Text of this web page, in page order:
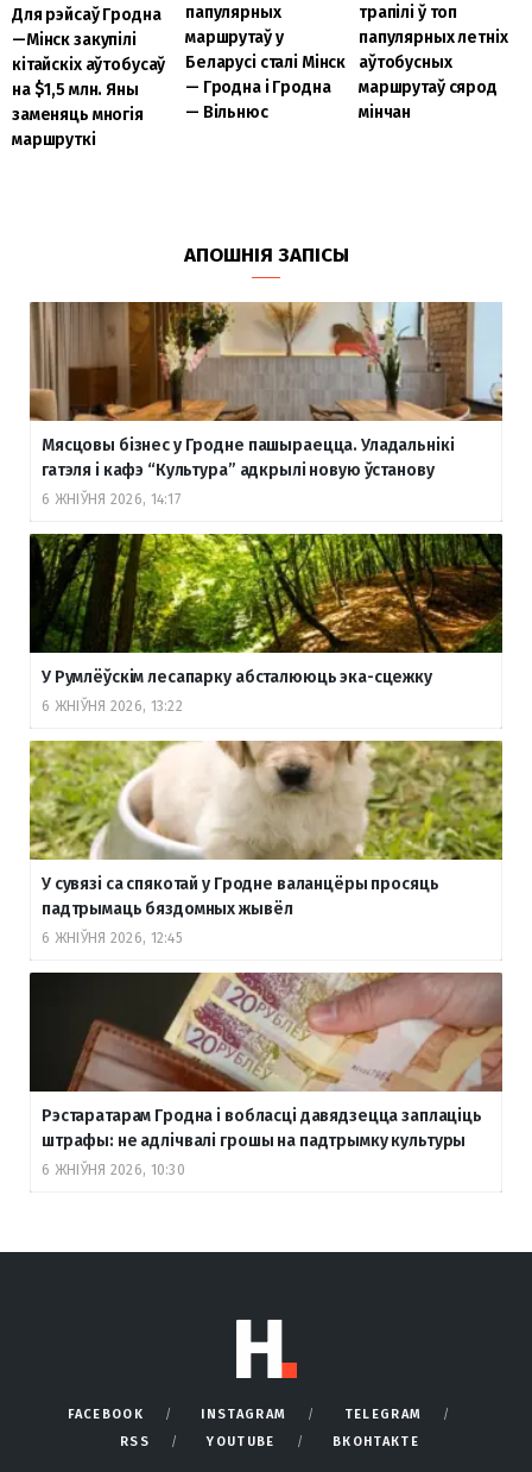
Для рэйсаў Гродна
—Мінск закупілі
кітайскіх аўтобусаў
на $1,5 млн. Яны
заменяць многія
маршруткі
папулярных
маршрутаў у
Беларусі сталі Мінск
— Гродна і Гродна
— Вільнюс
трапілі ў топ
папулярных летніх
аўтобусных
маршрутаў сярод
мінчан
АПОШНІЯ ЗАПІСЫ
Мясцовы бізнес у Гродне пашыраецца. Уладальнікі
гатэля і кафэ “Культура” адкрылі новую ўстанову
6 ЖНІЎНЯ 2026, 14:17
У Румлёўскім лесапарку абсталююць эка-сцежку
6 ЖНІЎНЯ 2026, 13:22
У сувязі са спякотай у Гродне валанцёры просяць
падтрымаць бяздомных жывёл
6 ЖНІЎНЯ 2026, 12:45
Рэстаратарам Гродна і вобласці давядзецца заплаціць
штрафы: не адлічвалі грошы на падтрымку культуры
6 ЖНІЎНЯ 2026, 10:30
FACEBOOK INSTAGRAM
TELEGRAM
RSS
YOUTUBE ВКОНТАКТЕ